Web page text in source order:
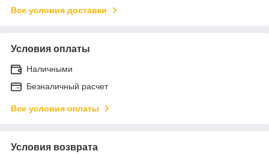
Все условия доставки
Условия оплаты
Наличными
Безналичный расчет
Все условия оплаты
Условия возврата